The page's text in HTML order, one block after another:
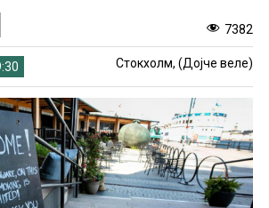
7382
Стокхолм, (Дојче веле)